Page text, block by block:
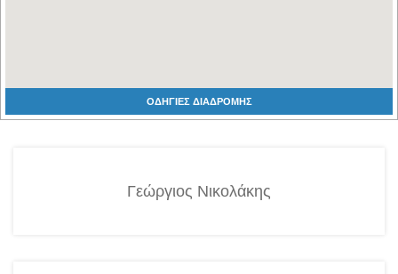
ΟΔΗΓΙΕΣ ΔΙΑΔΡΟΜΗΣ
Γεώργιος Νικολάκης